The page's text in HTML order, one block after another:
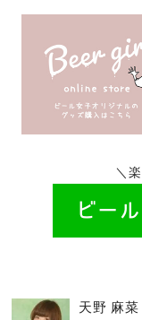
＼
天野 麻菜